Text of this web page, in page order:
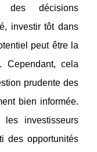
décisions
investir tôt dans
peut être la
Cependant, cela
prudente des
bien informée.
investisseurs
des opportunités